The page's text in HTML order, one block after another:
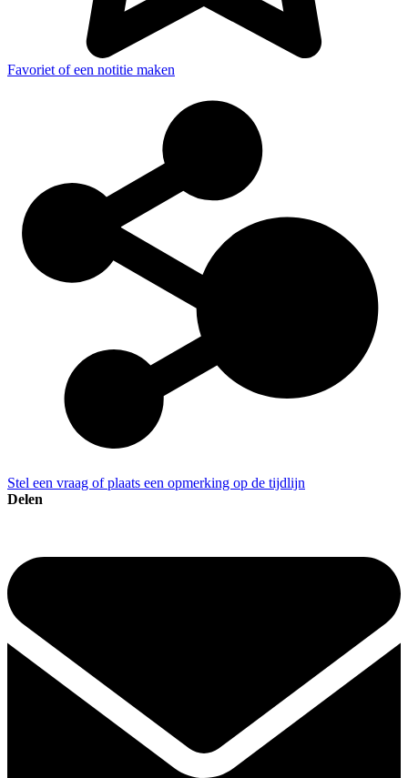
Favoriet of een notitie maken
Stel een vraag of plaats een opmerking op de tijdlijn
Delen